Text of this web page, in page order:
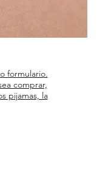
formulario.
comprar,
pijamas, la